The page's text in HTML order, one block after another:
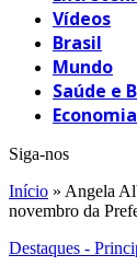
Vídeos
Brasil
Mundo
Saúde e
Economia
Siga-nos
Início » Angela
novembro da
Destaques -